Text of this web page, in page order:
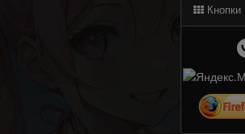
Кнопки